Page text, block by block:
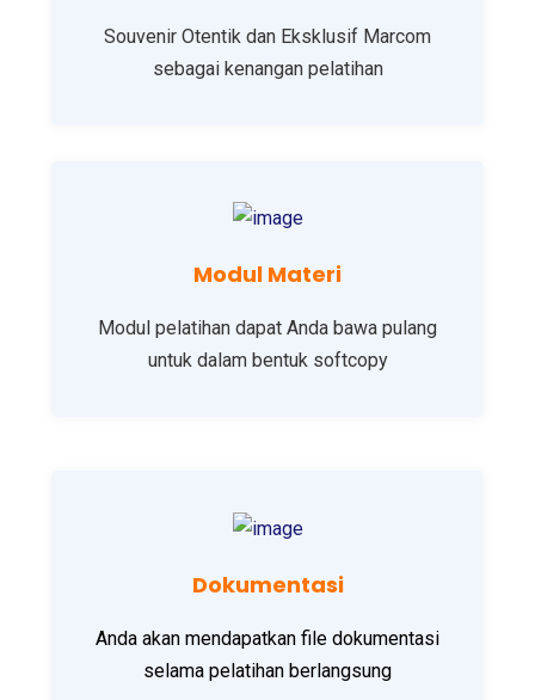
Souvenir Otentik dan Eksklusif Marcom
sebagai kenangan pelatihan
Modul Materi
Modul pelatihan dapat Anda bawa pulang
untuk dalam bentuk softcopy
Dokumentasi
Anda akan mendapatkan file dokumentasi
selama pelatihan berlangsung